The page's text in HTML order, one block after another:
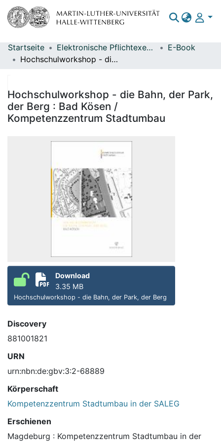
Bereiche & Sammlungen
Statistiken
Startseite Elektronische Pflichtexemplare
E-Book
Hochschulworkshop - die Bahn, der Park, der Berg : Bad Kösen / Kompetenzzentrum Stadtumbau
Hochschulworkshop - die Bahn, der Park,
der Berg : Bad Kösen /
Kompetenzzentrum Stadtumbau
Download
3.35 MB
Hochschulworkshop - die Bahn, der Park, der Berg
Discovery
881001821
URN
urn:nbn:de:gbv:3:2-68889
Körperschaft
Kompetenzzentrum Stadtumbau in der SALEG
Erschienen
Magdeburg : Kompetenzzentrum Stadtumbau in der